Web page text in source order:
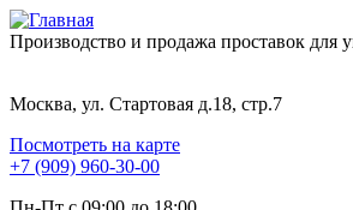
Производство и продажа проставок для
Москва, ул. Стартовая д.18, стр.7
Посмотреть на карте
+7 (909) 960-30-00